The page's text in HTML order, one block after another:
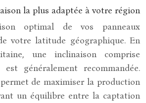
la plus adaptée à votre région
optimal de vos panneaux
votre latitude géographique. En
une inclinaison comprise
généralement recommandée.
de maximiser la production
un équilibre entre la captation